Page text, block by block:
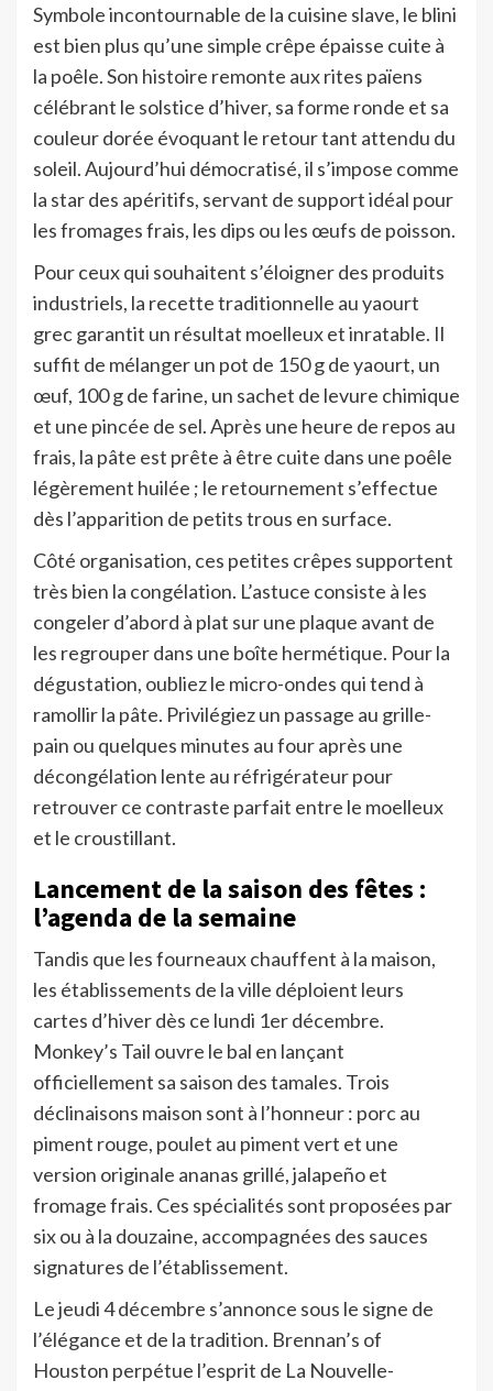
Symbole incontournable de la cuisine slave, le blini
est bien plus qu’une simple crêpe épaisse cuite à
la poêle. Son histoire remonte aux rites païens
célébrant le solstice d’hiver, sa forme ronde et sa
couleur dorée évoquant le retour tant attendu du
soleil. Aujourd’hui démocratisé, il s’impose comme
la star des apéritifs, servant de support idéal pour
les fromages frais, les dips ou les œufs de poisson.
Pour ceux qui souhaitent s’éloigner des produits
industriels, la recette traditionnelle au yaourt
grec garantit un résultat moelleux et inratable. Il
suffit de mélanger un pot de 150 g de yaourt, un
œuf, 100 g de farine, un sachet de levure chimique
et une pincée de sel. Après une heure de repos au
frais, la pâte est prête à être cuite dans une poêle
légèrement huilée ; le retournement s’effectue
dès l’apparition de petits trous en surface.
Côté organisation, ces petites crêpes supportent
très bien la congélation. L’astuce consiste à les
congeler d’abord à plat sur une plaque avant de
les regrouper dans une boîte hermétique. Pour la
dégustation, oubliez le micro-ondes qui tend à
ramollir la pâte. Privilégiez un passage au grille-
pain ou quelques minutes au four après une
décongélation lente au réfrigérateur pour
retrouver ce contraste parfait entre le moelleux
et le croustillant.
Lancement de la saison des fêtes :
l’agenda de la semaine
Tandis que les fourneaux chauffent à la maison,
les établissements de la ville déploient leurs
cartes d’hiver dès ce lundi 1er décembre.
Monkey’s Tail ouvre le bal en lançant
officiellement sa saison des tamales. Trois
déclinaisons maison sont à l’honneur : porc au
piment rouge, poulet au piment vert et une
version originale ananas grillé, jalapeño et
fromage frais. Ces spécialités sont proposées par
six ou à la douzaine, accompagnées des sauces
signatures de l’établissement.
Le jeudi 4 décembre s’annonce sous le signe de
l’élégance et de la tradition. Brennan’s of
Houston perpétue l’esprit de La Nouvelle-